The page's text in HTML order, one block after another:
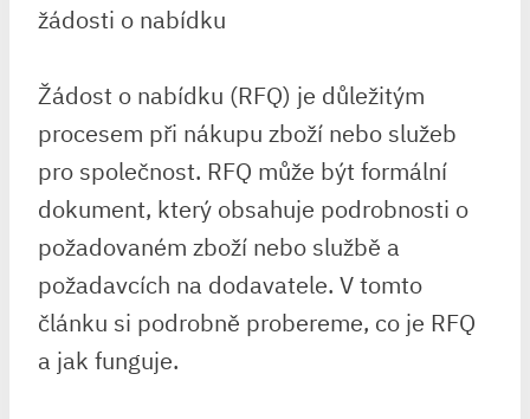
žádosti o nabídku
Žádost o nabídku (RFQ) je důležitým
procesem při nákupu zboží nebo služeb
pro společnost. RFQ může být formální
dokument, který obsahuje podrobnosti o
požadovaném zboží nebo službě a
požadavcích na dodavatele. V tomto
článku si podrobně probereme, co je RFQ
a jak funguje.